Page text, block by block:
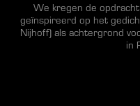
We kregen de
geïnspireerd op het
Nijhoff) als achtergrond
in